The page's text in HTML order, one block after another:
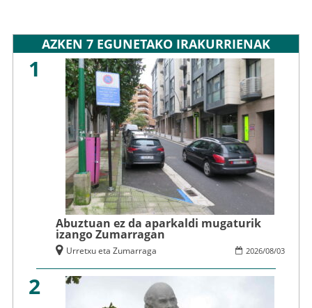
AZKEN 7 EGUNETAKO IRAKURRIENAK
1
Abuztuan ez da aparkaldi mugaturik
izango Zumarragan
2026/08/03
Urretxu eta Zumarraga
2